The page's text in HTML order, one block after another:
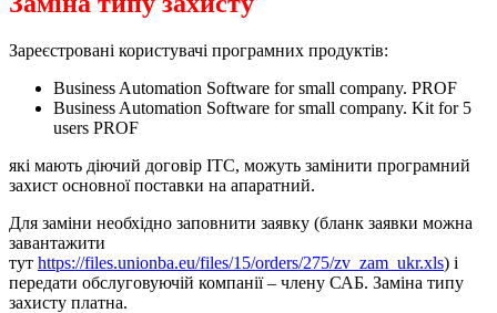
Зареєстровані користувачі програмних продуктів:
Business Automation Software for small company. PROF
Business Automation Software for small company. Kit for 5
users PROF
які мають діючий договір ІТС, можуть замінити програмний
захист основної поставки на апаратний.
Для заміни необхідно заповнити заявку (бланк заявки можна
завантажити
тут https://files.unionba.eu/files/15/orders/275/zv_zam_ukr.xls) і
передати обслуговуючій компанії – члену САБ. Заміна типу
захисту платна.